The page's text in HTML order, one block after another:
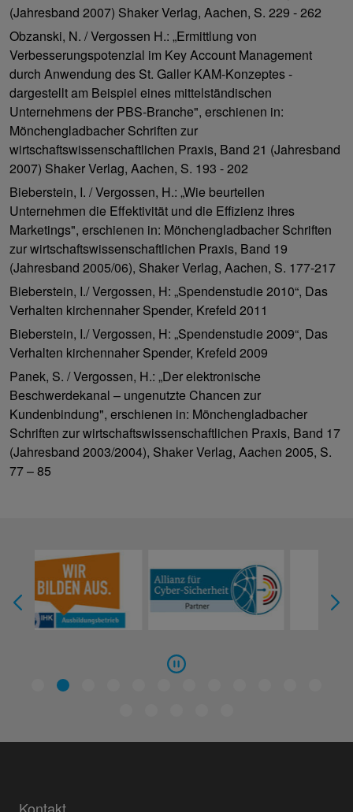
(Jahresband 2007) Shaker Verlag, Aachen, S. 229 - 262
Obzanski, N. / Vergossen H.: „Ermittlung von
Verbesserungspotenzial im Key Account Management
durch Anwendung des St. Galler KAM-Konzeptes -
dargestellt am Beispiel eines mittelständischen
Unternehmens der PBS-Branche", erschienen in:
Mönchengladbacher Schriften zur
wirtschaftswissenschaftlichen Praxis, Band 21 (Jahresband
2007) Shaker Verlag, Aachen, S. 193 - 202
Bieberstein, I. / Vergossen, H.: „Wie beurteilen
Unternehmen die Effektivität und die Effizienz ihres
Marketings", erschienen in: Mönchengladbacher Schriften
zur wirtschaftswissenschaftlichen Praxis, Band 19
(Jahresband 2005/06), Shaker Verlag, Aachen, S. 177-217
Bieberstein, I./ Vergossen, H: „Spendenstudie 2010“, Das
Verhalten kirchennaher Spender, Krefeld 2011
Bieberstein, I./ Vergossen, H: „Spendenstudie 2009“, Das
Verhalten kirchennaher Spender, Krefeld 2009
Panek, S. / Vergossen, H.: „Der elektronische
Beschwerdekanal – ungenutzte Chancen zur
Kundenbindung", erschienen in: Mönchengladbacher
Schriften zur wirtschaftswissenschaftlichen Praxis, Band 17
(Jahresband 2003/2004), Shaker Verlag, Aachen 2005, S.
77 – 85